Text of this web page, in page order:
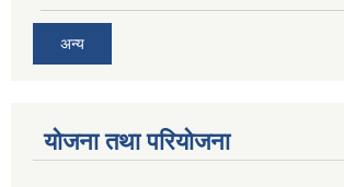
अन्य
योजना तथा परियोजना